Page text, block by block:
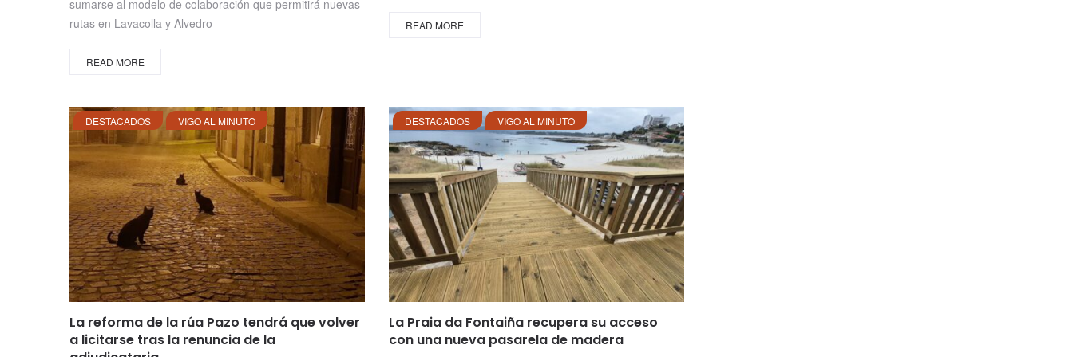
sumarse al modelo de colaboración que permitirá nuevas
rutas en Lavacolla y Alvedro
READ MORE
READ MORE
DESTACADOS VIGO AL MINUTO
La reforma de la rúa Pazo tendrá que volver
a licitarse tras la renuncia de la
DESTACADOS VIGO AL MINUTO
La Praia da Fontaiña recupera su acceso
con una nueva pasarela de madera